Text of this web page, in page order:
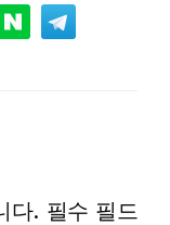
다. 필수 필드